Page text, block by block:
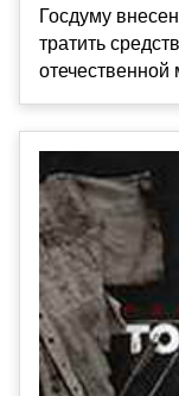
Госдуму
тратить